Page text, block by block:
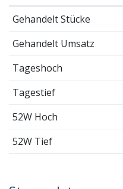
Gehandelt Stücke
Gehandelt Umsatz
Tageshoch
Tagestief
52W Hoch
52W Tief